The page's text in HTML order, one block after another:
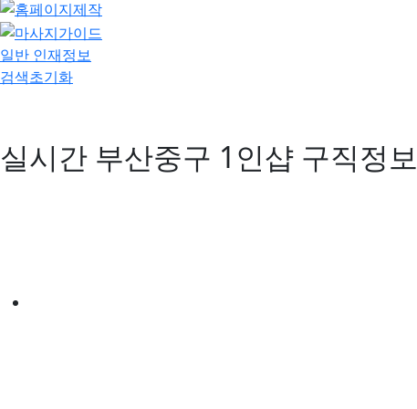
일반 인재정보
검색초기화
실시간 부산중구 1인샵 구직정보